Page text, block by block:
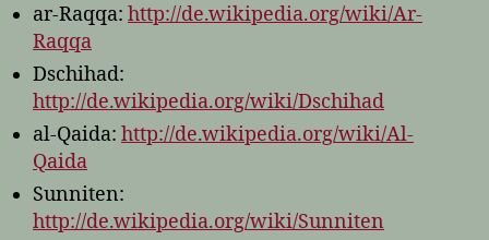
ar-Raqqa: http://de.wikipedia.org/wiki/Ar-
Raqqa
Dschihad:
http://de.wikipedia.org/wiki/Dschihad
al-Qaida: http://de.wikipedia.org/wiki/Al-
Qaida
Sunniten:
http://de.wikipedia.org/wiki/Sunniten